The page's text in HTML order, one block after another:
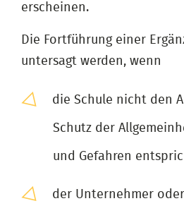
erscheinen.
Die Fortführung einer
untersagt werden, wenn
die Schule nicht den
Schutz der
und Gefahren
der Unternehmer